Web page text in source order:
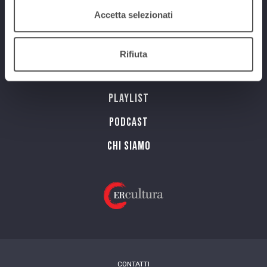
Accetta selezionati
Rifiuta
Programmi
Streaming
Playlist
PODCAST
Chi siamo
CONTATTI